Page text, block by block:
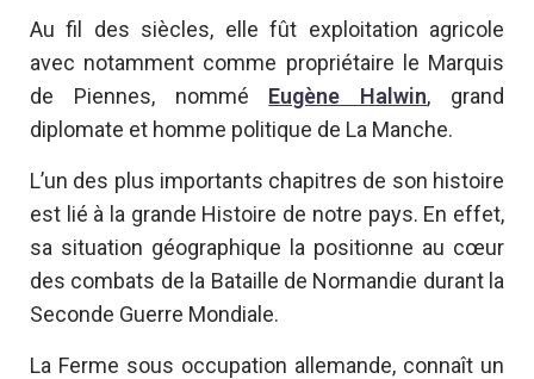
Au fil des siècles, elle fût exploitation agricole
avec notamment comme propriétaire le Marquis
de Piennes, nommé Eugène Halwin, grand
diplomate et homme politique de La Manche.
L’un des plus importants chapitres de son histoire
est lié à la grande Histoire de notre pays. En effet,
sa situation géographique la positionne au cœur
des combats de la Bataille de Normandie durant la
Seconde Guerre Mondiale.
La Ferme sous occupation allemande, connaît un